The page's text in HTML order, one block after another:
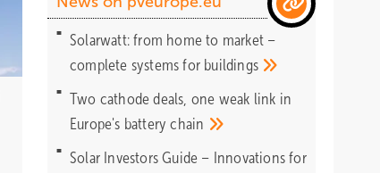
Solarwatt: from home to market –
complete systems for buildings
Two cathode deals, one weak link in
Europe's batterychain
Solar Investors Guide – Innovations for